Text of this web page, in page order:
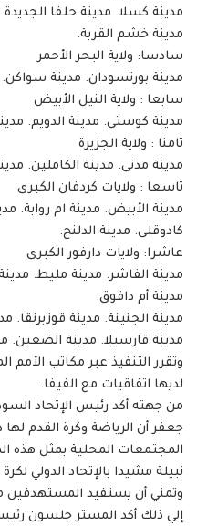
مدينة كسلا. مدينة حلفا الجديدة.
مدينة خشم القربة.
سادسا: ولاية البحر الأحمر
مدينة بورتسودان. مدينة سواكن.
سابعا : ولاية النيل الأبيض
مدينة كوستى. مدينة الدويم.
ثامنا : ولاية الجزيرة
مدينة مدنى. مدينة الكاملين.
تاسعا : ولايات كردفان الكبرى
مدينة الأبيض. مدينة ام روابة.
كادوقلى. مدينة الدلنج.
عاشرا: ولايات دارفور الكبرى
مدينة الفاشر. مدينة مليط. مدينة
مدينة أم دافوق.
مدينة الجنينة. مدينة قوزبرنقا.
مدينة قارسيلا. مدينة الضعين.
وتقرر التنفيذ عبر مكاتب الأمم
لديها اتفاقيات مع الفيفا.
من جهته أكد رئيس الإتحاد
جعفر أن الرياضة وكرة القدم لها
المجتمعات المحلية بمثل هذه
نبيلة مشيدا بالإتحاد الدولي
وتمني أن يستفيد المستهدفين
إلي ذلك أكد المستر جلسون رئيس